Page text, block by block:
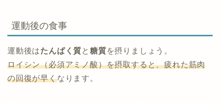
運動後の食事
運動後はたんぱく質と糖質を摂りましょう。
ロイシン（必須アミノ酸）を摂取すると、疲れた筋肉
の回復が早くなります。